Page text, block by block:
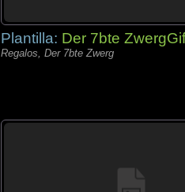
Plantilla: Der 7bte
Regalos, Der 7bte Zwerg